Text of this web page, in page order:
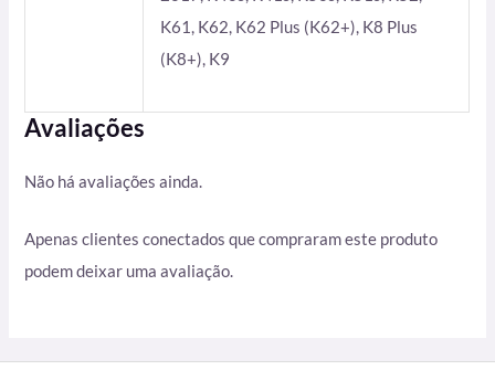
K61, K62, K62 Plus (K62+), K8 Plus
(K8+), K9
Avaliações
Não há avaliações ainda.
Apenas clientes conectados que compraram este produto
podem deixar uma avaliação.